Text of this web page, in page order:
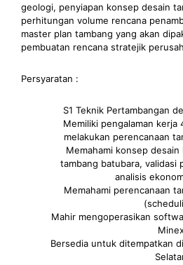
geologi, penyiapan konsep desain
perhitungan volume rencana
master plan tambang yang akan
pembuatan rencana stratejik
Persyaratan :
S1 Teknik Pertambangan
Memiliki pengalaman kerja
melakukan perencanaan
Memahami konsep
tambang batubara, validasi
analisis
Memahami perencanaan
Mahir mengoperasikan
Bersedia untuk ditempatkan